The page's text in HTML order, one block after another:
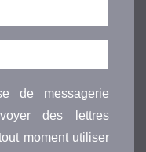
de messagerie
des lettres
moment utiliser